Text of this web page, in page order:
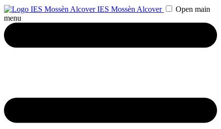
IES Mossèn Alcover
Open main
menu